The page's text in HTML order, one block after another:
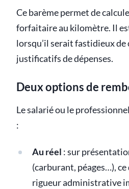
Ce barème permet de
forfaitaire au kilomètre. Il
lorsqu’il serait fastidieux de
justificatifs de dépenses.
Deux options de
Le salarié ou le
:
Au réel : sur
(carburant, péages…),
rigueur administrative